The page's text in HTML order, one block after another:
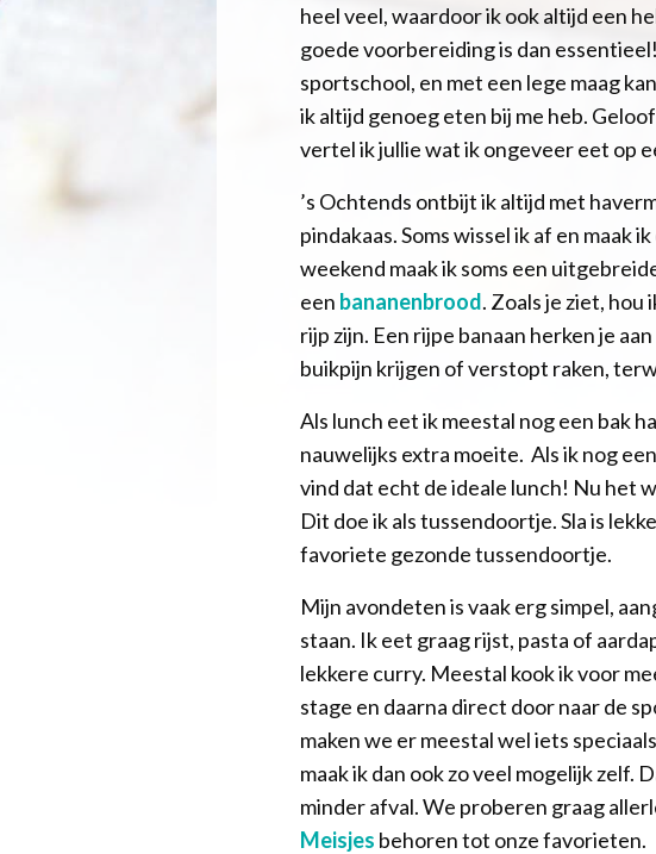
heel veel, waardoor ik ook altijd een
goede voorbereiding is dan
sportschool, en met een lege maag
ik altijd genoeg eten bij me heb.
vertel ik jullie wat ik ongeveer eet op
’s Ochtends ontbijt ik altijd met
pindakaas. Soms wissel ik af en maak
weekend maak ik soms een
een bananenbrood. Zoals je ziet, hou
rijp zijn. Een rijpe banaan herken je
buikpijn krijgen of verstopt raken,
Als lunch eet ik meestal nog een bak
nauwelijks extra moeite. Als ik nog
vind dat echt de ideale lunch! Nu het
Dit doe ik als tussendoortje. Sla is
favoriete gezonde tussendoortje.
Mijn avondeten is vaak erg simpel,
staan. Ik eet graag rijst, pasta of
lekkere curry. Meestal kook ik voor
stage en daarna direct door naar de
maken we er meestal wel iets
maak ik dan ook zo veel mogelijk zelf.
minder afval. We proberen graag
Meisjes behoren tot onze favorieten.